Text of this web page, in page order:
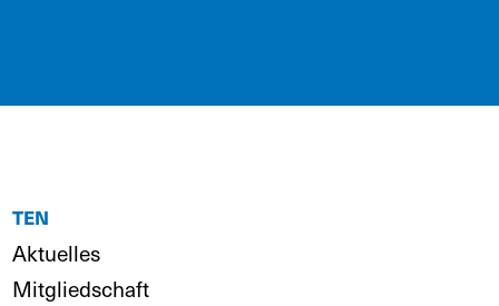
TEN
Aktuelles
Mitgliedschaft